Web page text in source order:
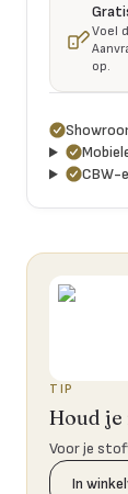
Voel
op.
CBW-
TIP
Houd
Voor je
In